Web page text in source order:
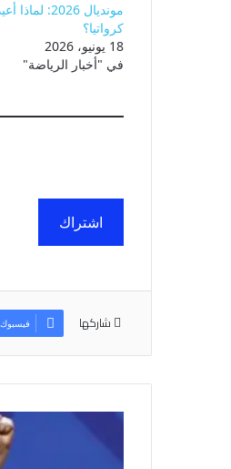
مونديال
كرواتيا؟
18 يونيو، 2026
في "أخبار الرياضة"
اشتراك
شاركها فيسبوك